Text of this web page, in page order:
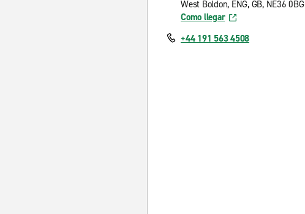
West Boldon, ENG, GB, NE36 0BG
Como llegar
+44 191 563 4508